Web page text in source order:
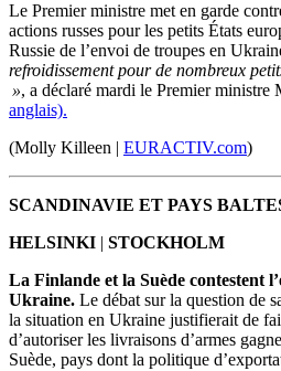
Le Premier ministre met en garde
actions russes pour les petits États
Russie de l’envoi de troupes en
refroidissement pour de nombreux
», a déclaré mardi le Premier ministre
anglais).
(Molly Killeen | EURACTIV.com)
SCANDINAVIE ET PAYS
HELSINKI | STOCKHOLM
La Finlande et la Suède contestent
Ukraine. Le débat sur la question de
la situation en Ukraine justifierait de
d’autoriser les livraisons d’armes
Suède, pays dont la politique